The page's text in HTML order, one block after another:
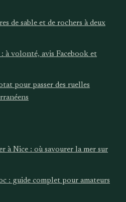
de sable et de rochers à deux
volonté, avis Facebook et
pour passer des ruelles
à Nice : où savourer la mer sur
: guide complet pour amateurs